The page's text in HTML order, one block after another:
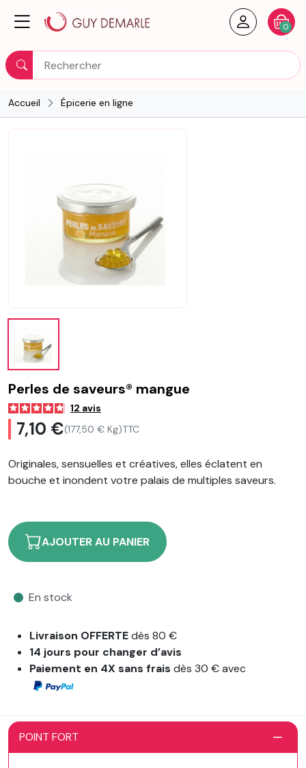
Rechercher
Créer
0
Accueil Épicerie en ligne
Perles de saveurs® mangue
12 avis
7,10 €(177,50 € Kg)TTC
Originales, sensuelles et créatives, elles éclatent en
bouche et inondent votre palais de multiples saveurs.
AJOUTER AU PANIER
En stock
Livraison OFFERTEdès 80 €
14 jours pour changer d’avis
Paiement en 4X sans fraisdès 30 € avec
POINT FORT